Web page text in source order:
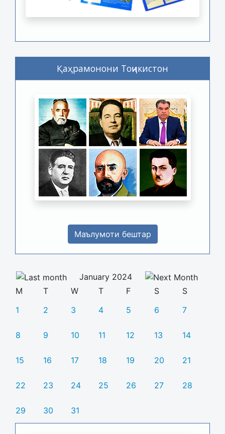
Қаҳрамонони Тоҷикистон
Маълумоти бештар
January 2024
M
T W T F S
S
1
2 3 4 5 6 7
8 9 10 11 12 13 14
15 16 17 18 19 20 21
22 23 24 25 26 27 28
29 30 31